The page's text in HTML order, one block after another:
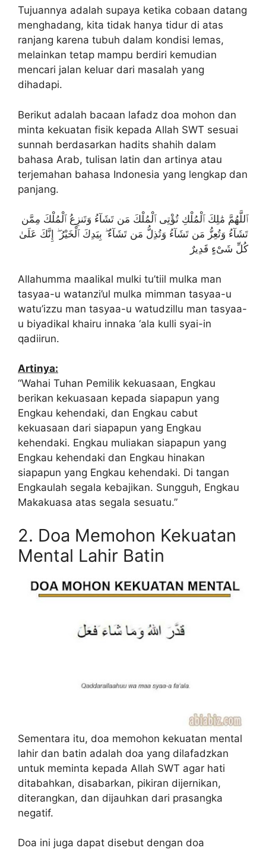
Tujuannya adalah supaya ketika cobaan datang
menghadang, kita tidak hanya tidur di atas
ranjang karena tubuh dalam kondisi lemas,
melainkan tetap mampu berdiri kemudian
mencari jalan keluar dari masalah yang
dihadapi.
Berikut adalah bacaan lafadz doa mohon dan
minta kekuatan fisik kepada Allah SWT sesuai
sunnah berdasarkan hadits shahih dalam
bahasa Arab, tulisan latin dan artinya atau
terjemahan bahasa Indonesia yang lengkap dan
panjang.
ٱللَّهُمَّ مَٰلِكَ ٱلْمُلْكِ تُؤْتِى ٱلْمُلْكَ مَن تَشَآءُ وَتَنزِعُ ٱلْمُلْكَ مِمَّن
تَشَآءُ وَتُعِزُّ مَن تَشَآءُ وَتُذِلُّ مَن تَشَآءُ ۖ بِيَدِكَ ٱلْخَيْرُ ۖ إِنَّكَ عَلَىٰ
كُلِّ شَىْءٍ قَدِيرٌ
Allahumma maalikal mulki tu’tiil mulka man
tasyaa-u watanzi’ul mulka mimman tasyaa-u
watu’izzu man tasyaa-u watudzillu man tasyaa-
u biyadikal khairu innaka ‘ala kulli syai-in
qadiirun.
Artinya:
“Wahai Tuhan Pemilik kekuasaan, Engkau
berikan kekuasaan kepada siapapun yang
Engkau kehendaki, dan Engkau cabut
kekuasaan dari siapapun yang Engkau
kehendaki. Engkau muliakan siapapun yang
Engkau kehendaki dan Engkau hinakan
siapapun yang Engkau kehendaki. Di tangan
Engkaulah segala kebajikan. Sungguh, Engkau
Makakuasa atas segala sesuatu.”
2. Doa Memohon Kekuatan
Mental Lahir Batin
Sementara itu, doa memohon kekuatan mental
lahir dan batin adalah doa yang dilafadzkan
untuk meminta kepada Allah SWT agar hati
ditabahkan, disabarkan, pikiran dijernikan,
diterangkan, dan dijauhkan dari prasangka
negatif.
Doa ini juga dapat disebut dengan doa